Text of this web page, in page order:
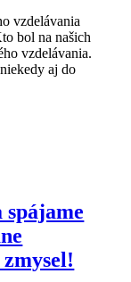
vzdelávania
bol na našich
vzdelávania.
aj do
spájame